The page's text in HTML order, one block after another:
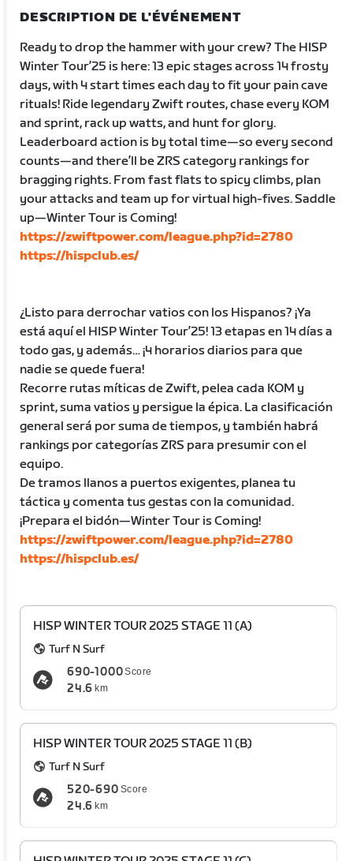
DESCRIPTION DE L'ÉVÉNEMENT
Ready to drop the hammer with your crew? The HISP
Winter Tour’25 is here: 13 epic stages across 14 frosty
days, with 4 start times each day to fit your pain cave
rituals! Ride legendary Zwift routes, chase every KOM
and sprint, rack up watts, and hunt for glory.
Leaderboard action is by total time—so every second
counts—and there’ll be ZRS category rankings for
bragging rights. From fast flats to spicy climbs, plan
your attacks and team up for virtual high-fives. Saddle
up—Winter Tour is Coming!
https://zwiftpower.com/league.php?id=2780
https://hispclub.es/
¿Listo para derrochar vatios con los Hispanos? ¡Ya
está aquí el HISP Winter Tour’25! 13 etapas en 14 días a
todo gas, y además… ¡4 horarios diarios para que
nadie se quede fuera!
Recorre rutas míticas de Zwift, pelea cada KOM y
sprint, suma vatios y persigue la épica. La clasificación
general será por suma de tiempos, y también habrá
rankings por categorías ZRS para presumir con el
equipo.
De tramos llanos a puertos exigentes, planea tu
táctica y comenta tus gestas con la comunidad.
¡Prepara el bidón—Winter Tour is Coming!
https://zwiftpower.com/league.php?id=2780
https://hispclub.es/
HISP WINTER TOUR 2025 STAGE 11 (A)
Turf N Surf
690-1000Score
24.6 km
HISP WINTER TOUR 2025 STAGE 11 (B)
Turf N Surf
520-690 Score
24.6 km